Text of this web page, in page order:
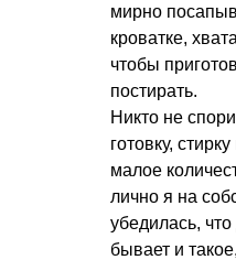
мирно
кроватке,
чтобы
постирать.
Никто не
готовку,
малое
лично я на
убедилась,
бывает и